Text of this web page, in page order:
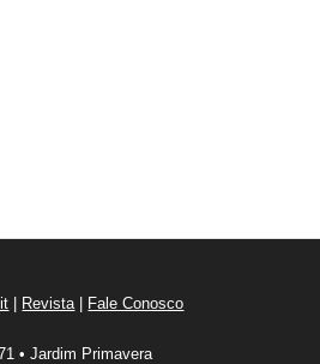
| Revista | Fale Conosco
• Jardim Primavera